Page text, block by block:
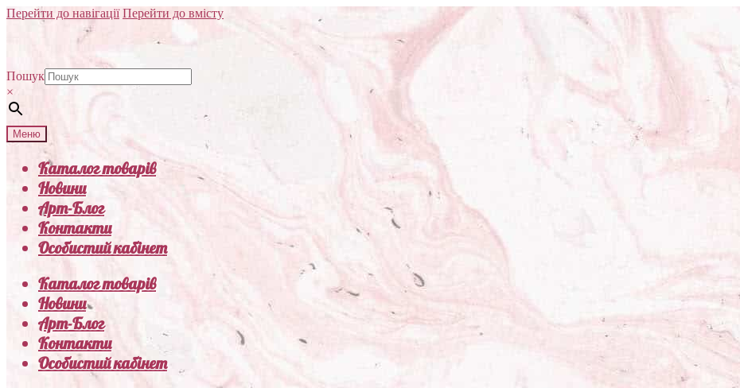
Перейти до навігації Перейти до вмісту
Пошук
×
Меню
Каталог товарів
Новини
Арт-Блог
Контакти
Особистий кабінет
Каталог товарів
Новини
Арт-Блог
Контакти
Особистий кабінет